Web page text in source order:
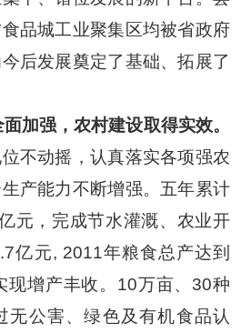
品城工业聚集区均被省政府
后发展奠定了基础、拓展了
加强，农村建设取得实效。
不动摇，认真落实各项强农
产能力不断增强。五年累计
元，完成节水灌溉、农业开
亿元, 2011年粮食总产达到
增产丰收。 10万亩、30种
无公害、绿色及有机食品认